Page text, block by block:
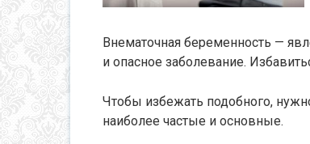
Внематочная беременность —
и опасное заболевание.
Чтобы избежать подобного,
наиболее частые и основные.